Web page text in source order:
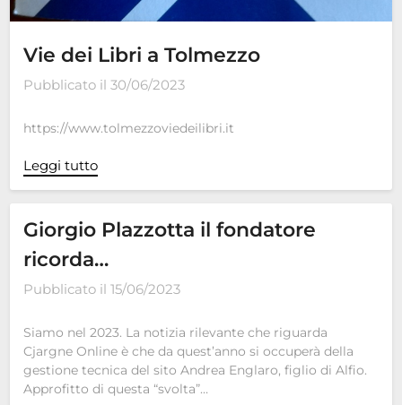
Vie dei Libri a Tolmezzo
Pubblicato il30/06/2023
https://www.tolmezzoviedeilibri.it
Leggi tutto
Giorgio Plazzotta il fondatore
ricorda…
Pubblicato il15/06/2023
Siamo nel 2023. La notizia rilevante che riguarda
Cjargne Online è che da quest’anno si occuperà della
gestione tecnica del sito Andrea Englaro, figlio di Alfio.
Approfitto di questa “svolta”…